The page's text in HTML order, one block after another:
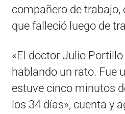
compañero de trabajo,
que falleció luego de
«El doctor Julio
hablando un rato. Fue
estuve cinco minutos
los 34 días», cuenta y